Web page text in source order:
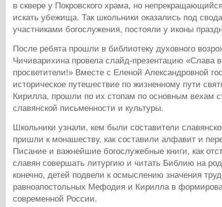
в сквере у Покровского храма, но
искать убежища. Так школьники оказались под
участниками богослужения, постояли у иконы
После ребята прошли в библиотеку духовного
Чичиварихина провела слайд-презентацию «Слава
просветители!» Вместе с Еленой Александровной
историческое путешествие по жизненному пути
Кирилла, прошли по их стопам по основным вехам
славянской письменности и культуры.
Школьники узнали, кем были составители
пришли к монашеству, как составили алфавит и
Писание и важнейшие богослужебные книги, как
славян совершать литургию и читать Библию на
конечно, детей подвели к осмыслению значения
равноапостольных Мефодия и Кирилла в
современной России.